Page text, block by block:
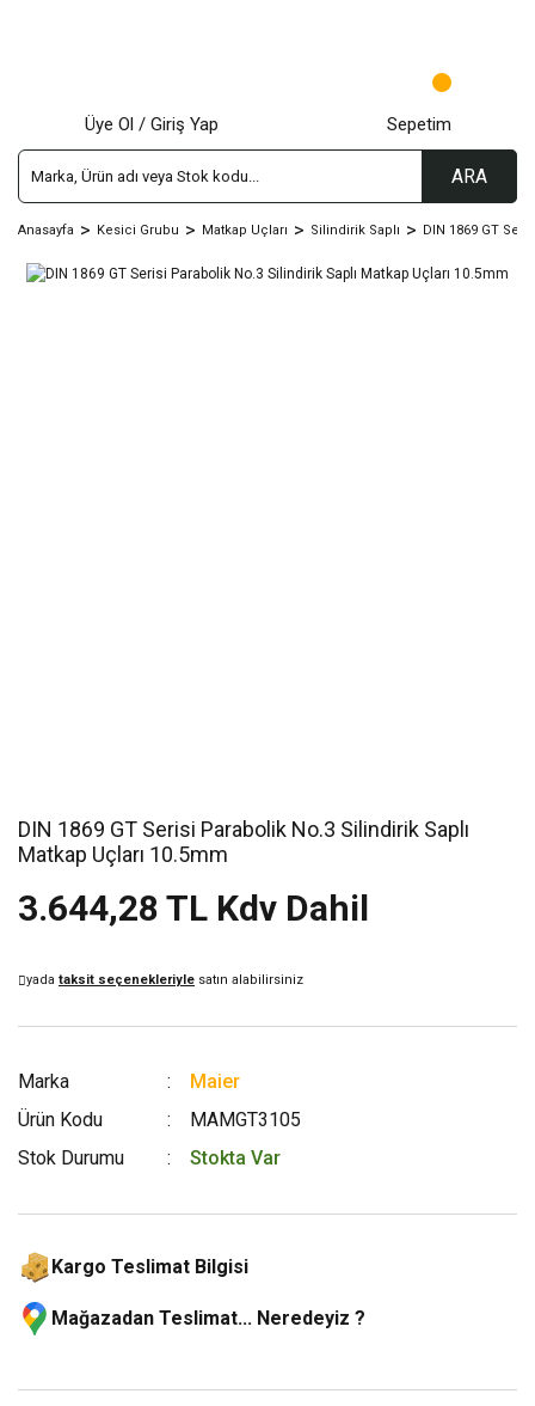
ARA
Üye Ol / Giriş Yap Sepetim
Anasayfa Kesici Grubu Matkap Uçları Silindirik Saplı DIN 1869 GT
DIN 1869 GT Serisi Parabolik No.3 Silindirik Saplı
Matkap Uçları 10.5mm
3.644,28 TL Kdv Dahil
yada taksit seçenekleriyle satın alabilirsiniz
Marka
Maier
Ürün Kodu
MAMGT3105
Stok Durumu
Stokta Var
Kargo Teslimat Bilgisi
Mağazadan Teslimat... Neredeyiz ?